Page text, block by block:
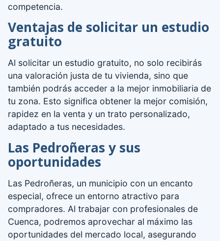
competencia.
Ventajas de solicitar un estudio
gratuito
Al solicitar un estudio gratuito, no solo recibirás
una valoración justa de tu vivienda, sino que
también podrás acceder a la mejor inmobiliaria de
tu zona. Esto significa obtener la mejor comisión,
rapidez en la venta y un trato personalizado,
adaptado a tus necesidades.
Las Pedroñeras y sus
oportunidades
Las Pedroñeras, un municipio con un encanto
especial, ofrece un entorno atractivo para
compradores. Al trabajar con profesionales de
Cuenca, podremos aprovechar al máximo las
oportunidades del mercado local, asegurando